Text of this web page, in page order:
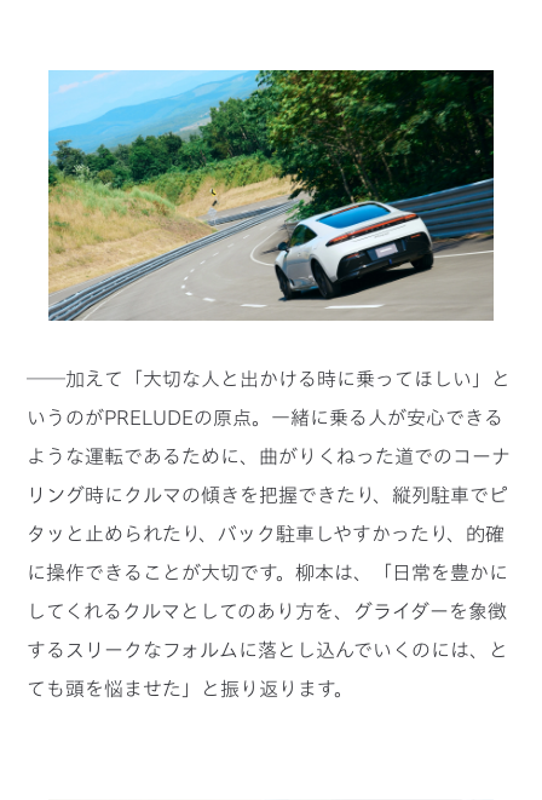
──加えて「大切な人と出かける時に乗ってほしい」と
いうのがPRELUDEの原点。一緒に乗る人が安心できる
ような運転であるために、曲がりくねった道でのコーナ
リング時にクルマの傾きを把握できたり、縦列駐車でピ
タッと止められたり、バック駐車しやすかったり、的確
に操作できることが大切です。柳本は、「日常を豊かに
してくれるクルマとしてのあり方を、グライダーを象徴
するスリークなフォルムに落とし込んでいくのには、と
ても頭を悩ませた」と振り返ります。